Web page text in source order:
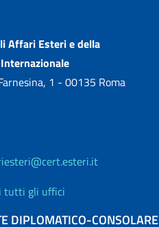
footer
Affari Esteri e della
1 - 00135 Roma
tutti gli uffici
DIPLOMATICO-CONSOLARE